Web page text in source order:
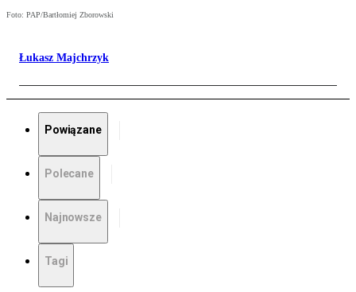
Foto: PAP/Bartłomiej Zborowski
Łukasz Majchrzyk
Powiązane
Polecane
Najnowsze
Tagi